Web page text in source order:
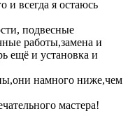
и всегда я остаюсь
подвесные
работы,замена и
ещё и установка и
намного ниже,чем
мастера!